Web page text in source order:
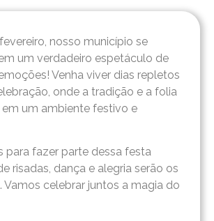
nosso município se
um verdadeiro espetáculo de
Venha viver dias repletos
onde a tradição e a folia
um ambiente festivo e
para fazer parte dessa festa
risadas, dança e alegria serão os
Vamos celebrar juntos a magia do